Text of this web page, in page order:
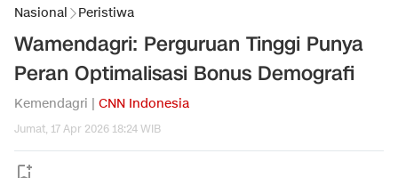
Nasional Peristiwa
Wamendagri: Perguruan Tinggi Punya
Peran Optimalisasi Bonus Demografi
Kemendagri | CNN Indonesia
Jumat, 17 Apr 2026 18:24 WIB